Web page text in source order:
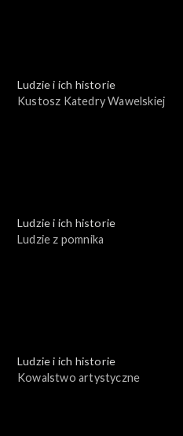
Ludzie i ich historie
Kustosz Katedry Wawelskiej
Ludzie i ich historie
Ludzie z pomnika
Ludzie i ich historie
Kowalstwo artystyczne